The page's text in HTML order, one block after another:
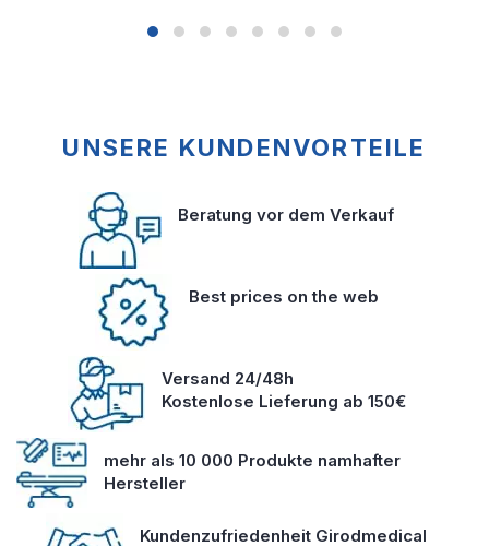
UNSERE KUNDENVORTEILE
Beratung vor dem Verkauf
Best prices on the web
Versand 24/48h
Kostenlose Lieferung ab 150€
mehr als 10 000 Produkte namhafter
Hersteller
Kundenzufriedenheit Girodmedical